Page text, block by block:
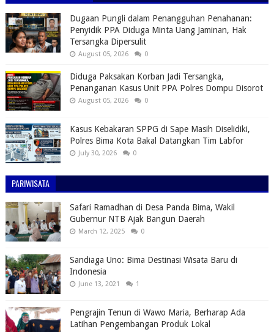
Dugaan Pungli dalam Penangguhan Penahanan:
Penyidik PPA Diduga Minta Uang Jaminan, Hak
Tersangka Dipersulit
August 05, 2026 0
Diduga Paksakan Korban Jadi Tersangka,
Penanganan Kasus Unit PPA Polres Dompu Disorot
August 05, 2026 0
Kasus Kebakaran SPPG di Sape Masih Diselidiki,
Polres Bima Kota Bakal Datangkan Tim Labfor
July 30, 2026 0
PARIWISATA
Safari Ramadhan di Desa Panda Bima, Wakil
Gubernur NTB Ajak Bangun Daerah
March 12, 2025 0
Sandiaga Uno: Bima Destinasi Wisata Baru di
Indonesia
June 13, 2021 1
Pengrajin Tenun di Wawo Maria, Berharap Ada
Latihan Pengembangan Produk Lokal